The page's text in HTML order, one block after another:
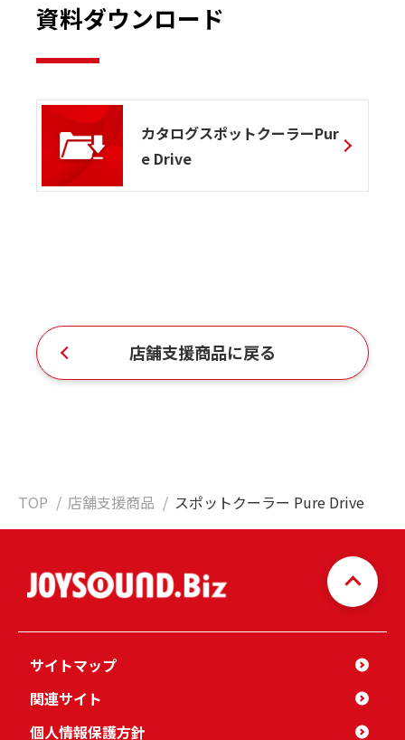
資料ダウンロード
カタログスポットクーラーPur
e Drive
店舗支援商品に戻る
TOP 店舗支援商品 スポットクーラー Pure Drive
サイトマップ
関連サイト
個人情報保護方針